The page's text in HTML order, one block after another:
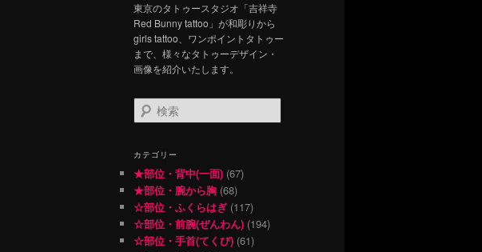
東京のタトゥースタジオ「吉祥寺
Red Bunny tattoo」が和彫りから
girls tattoo、ワンポイントタトゥー
まで、様々なタトゥーデザイン・
画像を紹介いたします。
検
索
カテゴリー
★部位・背中(一面) (67)
★部位・腕から胸 (68)
☆部位・ふくらはぎ (117)
☆部位・前腕(ぜんわん) (194)
☆部位・手首(てくび) (61)